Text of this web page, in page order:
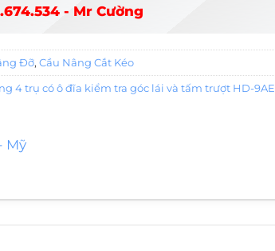
- Mr Cường
Đỡ,Cầu Nâng Cắt Kéo
4 trụ có ô đĩa kiểm tra góc lái và tấm trượt HD-9AE
Mỹ